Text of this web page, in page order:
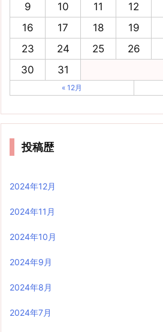
9
10 11 12
16
17 18 19
23
24 25 26
30
31
« 12月
投稿歴
2024年12月
2024年11月
2024年10月
2024年9月
2024年8月
2024年7月